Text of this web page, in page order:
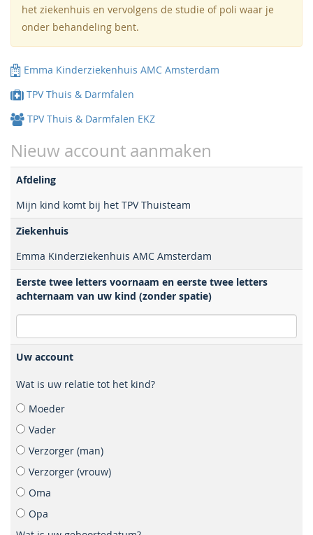
het ziekenhuis en vervolgens de studie of poli waar je
onder behandeling bent.
Emma Kinderziekenhuis AMC Amsterdam
TPV Thuis & Darmfalen
TPV Thuis & Darmfalen EKZ
Nieuw account aanmaken
Afdeling
Mijn kind komt bij het TPV Thuisteam
Ziekenhuis
Emma Kinderziekenhuis AMC Amsterdam
Eerste twee letters voornaam en eerste twee letters
achternaam van uw kind (zonder spatie)
Uw account
Wat is uw relatie tot het kind?
Moeder
Vader
Verzorger (man)
Verzorger (vrouw)
Oma
Opa